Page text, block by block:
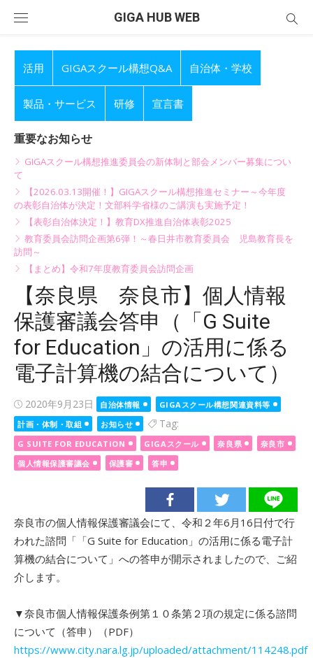
GIGA HUB WEB
活用 GIGAスクール構想Q&A 自治体・学校
製品・サービス 研修 宣言書
重要なお知らせ
GIGAスクール構想推進委員会の新体制と部会メンバー募集につい
て
【2026.03.13開催！】GIGAスクール構想推進セミナー～今年度
の表彰自治体が決定！文部科学省様のご講演も実施予定！
【表彰自治体決定！】教育DX推進自治体表彰2025
教育委員会訪問企画第6弾！～春日井市教育委員会 児島教育長を
訪問～
【まとめ】令和7年度教育委員会訪問企画
【奈良県 奈良市】個人情報
保護審議会答申（「G Suite
for Education」の活用に係る
電子計算機の結合について）
Posted
on
2020年9月23日 自治体情報
GIGAスクール構想関連資料等
計画・体制・取組
お知らせ Tag:
G SUITE FOR EDUCATION GIGAスクール 奈良県
奈良市
個人情報保護審議会
保護審 答申
奈良市の個人情報保護審議会にて、令和２年6月16日付で行
われた諮問「「G Suite for Education」の活用に係る電子計
算機の結合について」への答申が開示されましたので、ご紹
介します。
▼奈良市個人情報保護条例第１０条第２項の規定に係る諮問
について（答申）（PDF）
https://www.city.nara.lg.jp/uploaded/attachment/114248.pdf